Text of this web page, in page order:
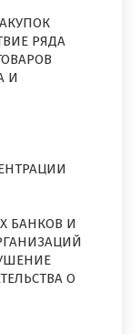
РЯДА
И
БАНКОВ И
О